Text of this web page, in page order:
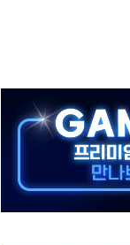
영향